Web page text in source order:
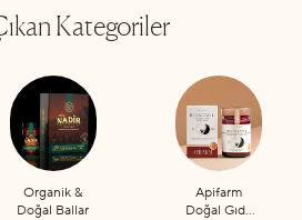
Kategoriler
Organik &
Doğal Ballar
Apifarm
Doğal Gıda